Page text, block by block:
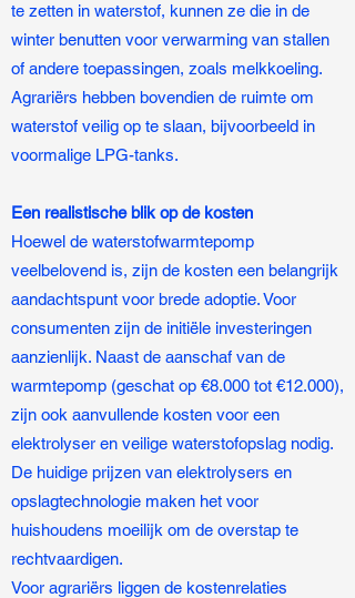
te zetten in waterstof, kunnen ze die in de
winter benutten voor verwarming van stallen
of andere toepassingen, zoals melkkoeling.
Agrariërs hebben bovendien de ruimte om
waterstof veilig op te slaan, bijvoorbeeld in
voormalige LPG-tanks.
Een realistische blik op de kosten
Hoewel de waterstofwarmtepomp
veelbelovend is, zijn de kosten een belangrijk
aandachtspunt voor brede adoptie. Voor
consumenten zijn de initiële investeringen
aanzienlijk. Naast de aanschaf van de
warmtepomp (geschat op €8.000 tot €12.000),
zijn ook aanvullende kosten voor een
elektrolyser en veilige waterstofopslag nodig.
De huidige prijzen van elektrolysers en
opslagtechnologie maken het voor
huishoudens moeilijk om de overstap te
rechtvaardigen.
Voor agrariërs liggen de kostenrelaties